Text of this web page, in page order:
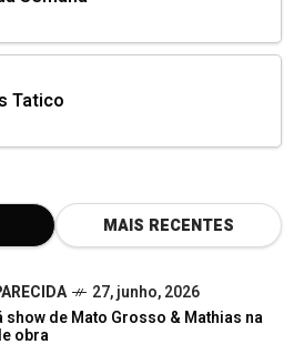
Tatico
MAIS RECENTES
27, junho, 2026
de Mato Grosso & Mathias na
obra